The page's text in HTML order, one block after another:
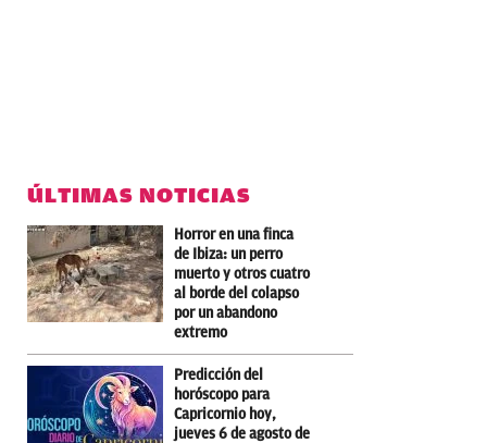
ÚLTIMAS NOTICIAS
Horror en una finca
de Ibiza: un perro
muerto y otros cuatro
al borde del colapso
por un abandono
extremo
Predicción del
horóscopo para
Capricornio hoy,
jueves 6 de agosto de